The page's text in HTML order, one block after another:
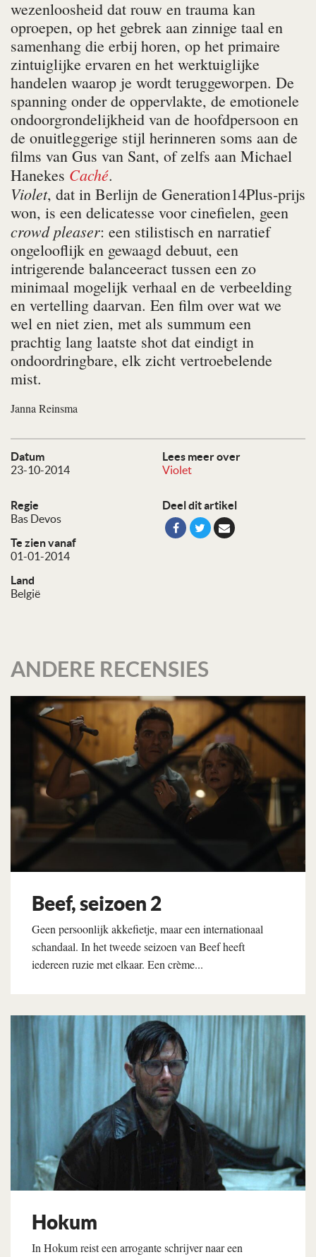
Datum
23-10-2014
Lees meer over
Violet
Regie
Bas Devos
Te zien vanaf
01-01-2014
Land
België
Deel dit artikel
wezenloosheid dat rouw en trauma kan
oproepen, op het gebrek aan zinnige taal en
samenhang die erbij horen, op het primaire
zintuiglijke ervaren en het werktuiglijke
handelen waarop je wordt teruggeworpen. De
spanning onder de oppervlakte, de emotionele
ondoorgrondelijkheid van de hoofdpersoon en
de onuitleggerige stijl herinneren soms aan de
films van Gus van Sant, of zelfs aan Michael
Hanekes Caché.
Violet, dat in Berlijn de Generation14Plus-prijs
won, is een delicatesse voor cinefielen, geen
crowd pleaser: een stilistisch en narratief
ongelooflijk en gewaagd debuut, een
intrigerende balanceeract tussen een zo
minimaal mogelijk verhaal en de verbeelding
en vertelling daarvan. Een film over wat we
wel en niet zien, met als summum een
prachtig lang laatste shot dat eindigt in
ondoordringbare, elk zicht vertroebelende
mist.
Janna Reinsma
ANDERE RECENSIES
Beef, seizoen 2
Geen persoonlijk akkefietje, maar een internationaal
schandaal. In het tweede seizoen van Beef heeft
iedereen ruzie met elkaar. Een crème...
Lees verder
Hokum
In Hokum reist een arrogante schrijver naar een